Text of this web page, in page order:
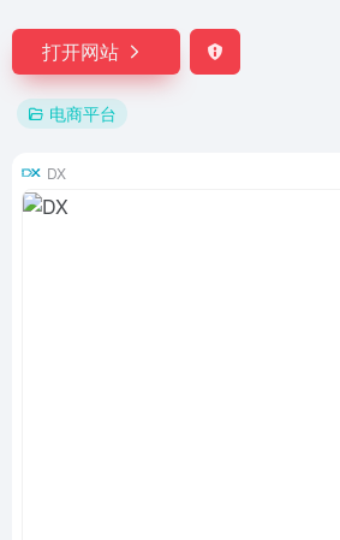
打开网站
电商平台
DX